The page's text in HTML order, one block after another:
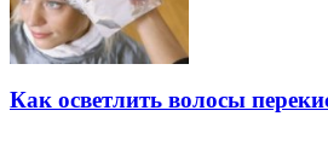
Как осветлить волосы